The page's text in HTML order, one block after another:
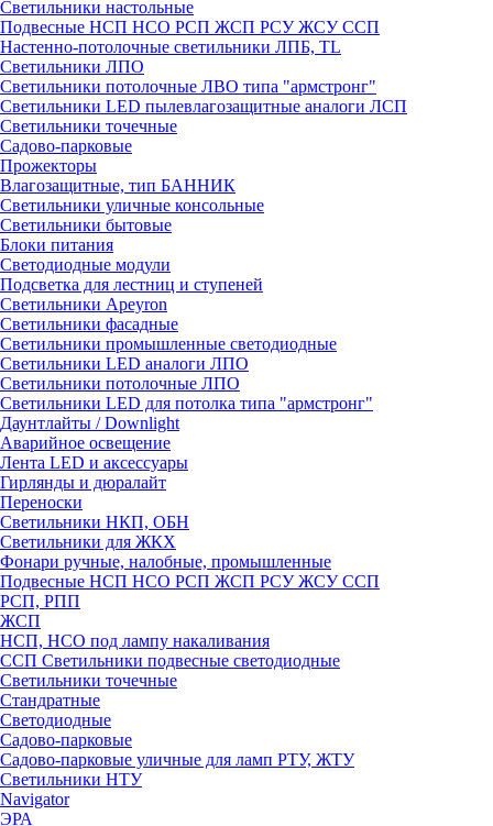
Светильники настольные
Подвесные НСП НСО РСП ЖСП РСУ ЖСУ ССП
Настенно-потолочные светильники ЛПБ, TL
Светильники ЛПО
Светильники потолочные ЛВО типа "армстронг"
Светильники LED пылевлагозащитные аналоги ЛСП
Светильники точечные
Садово-парковые
Прожекторы
Влагозащитные, тип БАННИК
Светильники уличные консольные
Светильники бытовые
Блоки питания
Светодиодные модули
Подсветка для лестниц и ступеней
Светильники Apeyron
Светильники фасадные
Светильники промышленные светодиодные
Светильники LED аналоги ЛПО
Светильники потолочные ЛПО
Светильники LED для потолка типа "армстронг"
Даунтлайты / Downlight
Аварийное освещение
Лента LED и аксессуары
Гирлянды и дюралайт
Переноски
Светильники НКП, ОБН
Светильники для ЖКХ
Фонари ручные, налобные, промышленные
Подвесные НСП НСО РСП ЖСП РСУ ЖСУ ССП
РСП, РПП
ЖСП
НСП, НСО под лампу накаливания
ССП Светильники подвесные светодиодные
Светильники точечные
Стандратные
Светодиодные
Садово-парковые
Садово-парковые уличные для ламп РТУ, ЖТУ
Светильники НТУ
Navigator
ЭРА